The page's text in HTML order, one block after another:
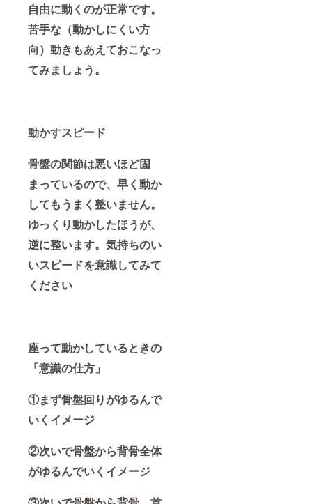
自由に動くのが正常です。
苦手な（動かしにくい方
向）動きもあえておこなっ
てみましょう。
動かすスピード
骨盤の関節は悪いほど固
まっているので、早く動か
してもうまく整いません。
ゆっくり動かしたほうが、
逆に整います。気持ちのい
いスピードを意識してみて
ください
座って動かしているときの
「意識の仕方」
①まず骨盤回りがゆるんで
いくイメージ
②次いで骨盤から背骨全体
がゆるんでいくイメージ